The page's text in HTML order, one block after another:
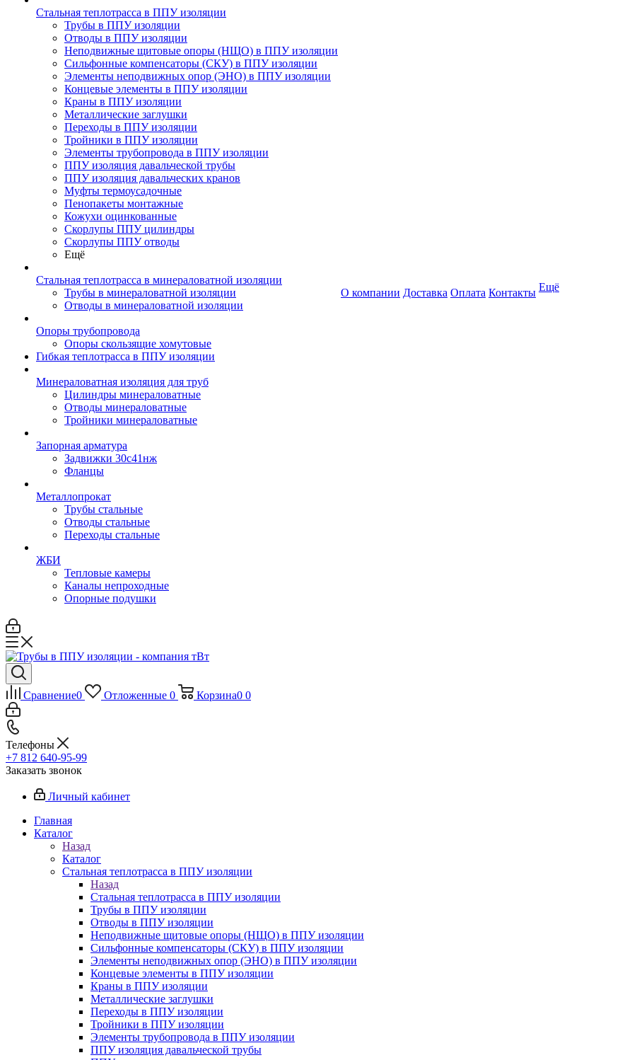
Стальная теплотрасса в ППУ изоляции
Трубы в ППУ изоляции
Отводы в ППУ изоляции
Неподвижные щитовые опоры (НЩО) в ППУ изоляции
Cильфонные компенсаторы (СКУ) в ППУ изоляции
Элементы неподвижных опор (ЭНО) в ППУ изоляции
Концевые элементы в ППУ изоляции
Краны в ППУ изоляции
Металлические заглушки
Переходы в ППУ изоляции
Тройники в ППУ изоляции
Элементы трубопровода в ППУ изоляции
ППУ изоляция давальческой трубы
ППУ изоляция давальческих кранов
Муфты термоусадочные
Пенопакеты монтажные
Кожухи оцинкованные
Скорлупы ППУ цилиндры
Скорлупы ППУ отводы
Ещё
Стальная теплотрасса в минераловатной изоляции
Трубы в минераловатной изоляции
Отводы в минераловатной изоляции
Опоры трубопровода
Опоры скользящие хомутовые
Гибкая теплотрасса в ППУ изоляции
Минераловатная изоляция для труб
Цилиндры минераловатные
Отводы минераловатные
Тройники минераловатные
Запорная арматура
Задвижки 30с41нж
Фланцы
Металлопрокат
Трубы стальные
Отводы стальные
Переходы стальные
ЖБИ
Тепловые камеры
Каналы непроходные
Опорные подушки
О компании Доставка Оплата Контакты Ещё
Сравнение0 Отложенные 0 Корзина0 0
Телефоны
+7 812 640-95-99
Заказать звонок
Личный кабинет
Главная
Каталог
Назад
Каталог
Стальная теплотрасса в ППУ изоляции
Назад
Стальная теплотрасса в ППУ изоляции
Трубы в ППУ изоляции
Отводы в ППУ изоляции
Неподвижные щитовые опоры (НЩО) в ППУ изоляции
Cильфонные компенсаторы (СКУ) в ППУ изоляции
Элементы неподвижных опор (ЭНО) в ППУ изоляции
Концевые элементы в ППУ изоляции
Краны в ППУ изоляции
Металлические заглушки
Переходы в ППУ изоляции
Тройники в ППУ изоляции
Элементы трубопровода в ППУ изоляции
ППУ изоляция давальческой трубы